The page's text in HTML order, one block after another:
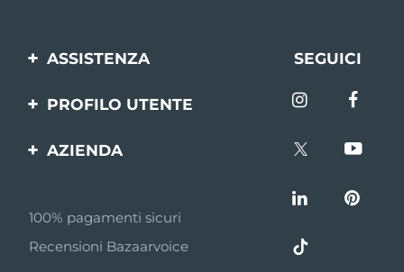
ASSISTENZA
Contattaci
batteria
SEGUICI
PROFILO UTENTE
prodotto
AZIENDA
Affiliazione
Notizie di affiliazione
100% pagamenti sicuri
Recensioni Bazaarvoice